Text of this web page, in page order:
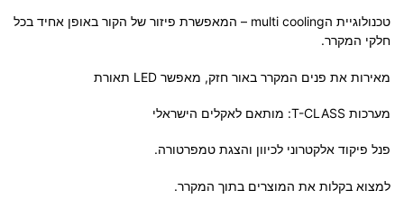
טכנולוגיית הmulti cooling – המאפשרת פיזור של הקור באופן אחיד בכל
חלקי המקרר.
מאירות את פנים המקרר באור חזק, מאפשר LED תאורת
מערכות T-CLASS: מותאם לאקלים הישראלי
פנל פיקוד אלקטרוני לכיוון והצגת טמפרטורה.
למצוא בקלות את המוצרים בתוך המקרר.